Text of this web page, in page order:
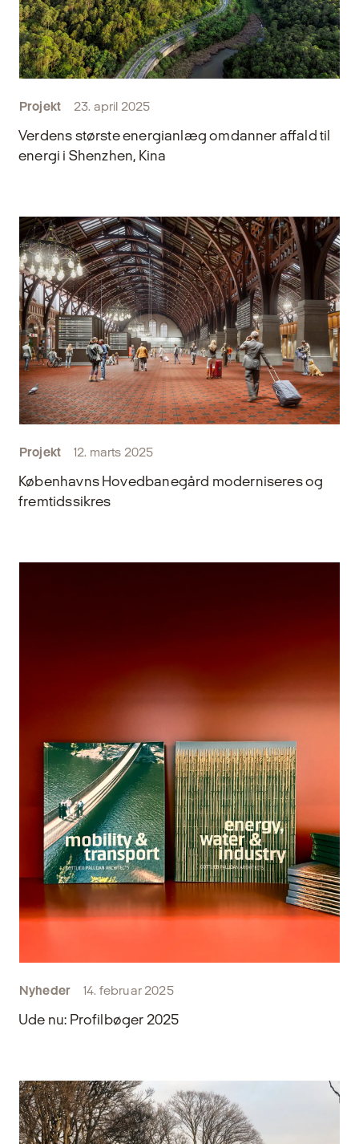
Projekt 23. april 2025
Verdens største energianlæg omdanner affald til
energi i Shenzhen, Kina
Projekt 12. marts 2025
Københavns Hovedbanegård moderniseres og
fremtidssikres
Nyheder 14. februar 2025
Ude nu: Profilbøger 2025